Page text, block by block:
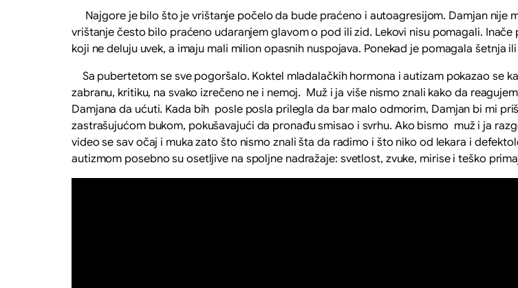
Najgore je bilo što je vrištanje počelo da bude praćeno i autoagresijom. Damjan nije
vrištanje često bilo praćeno udaranjem glavom o pod ili zid. Lekovi nisu pomagali.
koji ne deluju uvek, a imaju mali milion opasnih nuspojava. Ponekad je pomagala šetnja
Sa pubertetom se sve pogoršalo. Koktel mladalačkih hormona i autizam pokazao se
zabranu, kritiku, na svako izrečeno ne i nemoj. Muž i ja više nismo znali kako da
Damjana da ućuti. Kada bih posle posla prilegla da bar malo odmorim, Damjan bi mi
zastrašujućom bukom, pokušavajući da pronađu smisao i svrhu. Ako bismo muž i ja
video se sav očaj i muka zato što nismo znali šta da radimo i što niko od lekara i
autizmom posebno su osetljive na spoljne nadražaje: svetlost, zvuke, mirise i teško